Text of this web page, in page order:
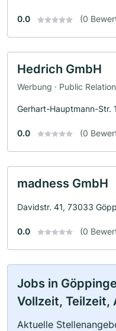
0.0 (0
Hedrich GmbH
Werbung · Public
Gerhart-Hauptmann-Str.
0.0 (0
madness GmbH
Davidstr. 41, 73033
0.0 (0
Jobs in
Vollzeit, Teilzeit,
Aktuelle